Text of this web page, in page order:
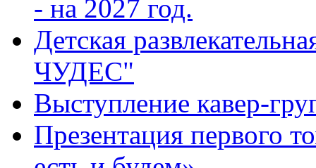
- на 2027 год.
Детская
ЧУДЕС"
Выступление кавер-
Презентация первого